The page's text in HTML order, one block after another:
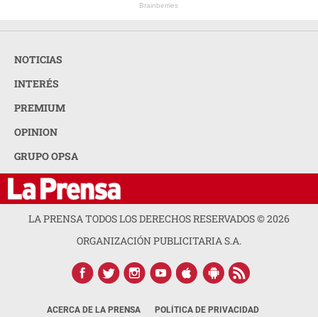
Brainberries
NOTICIAS
INTERÉS
PREMIUM
OPINION
GRUPO OPSA
LA PRENSA TODOS LOS DERECHOS RESERVADOS ©2026
ORGANIZACIÓN PUBLICITARIA S.A.
ACERCA DE LA PRENSA POLÍTICA DE PRIVACIDAD